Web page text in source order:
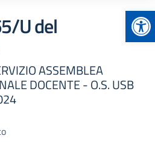
U del
ASSEMBLEA
DOCENTE - O.S. USB